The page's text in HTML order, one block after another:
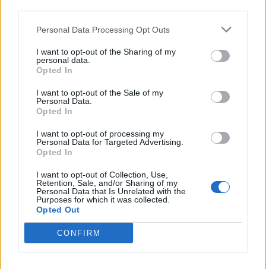
Personal Data Processing Opt Outs
I want to opt-out of the Sharing of my
personal data.
Opted In
I want to opt-out of the Sale of my
Personal Data.
Opted In
I want to opt-out of processing my
Personal Data for Targeted Advertising.
Opted In
I want to opt-out of Collection, Use,
Retention, Sale, and/or Sharing of my
Personal Data that Is Unrelated with the
Purposes for which it was collected.
Opted Out
CONFIRM